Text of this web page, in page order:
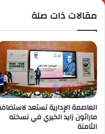
مقالات ذات صلة
العاصمة الإدارية تستعد
ماراثون زايد الخيري في نسخته
الثامنة